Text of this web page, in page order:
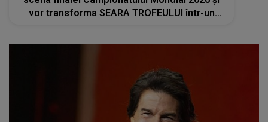
vor transforma SEARA TROFEULUI într-un